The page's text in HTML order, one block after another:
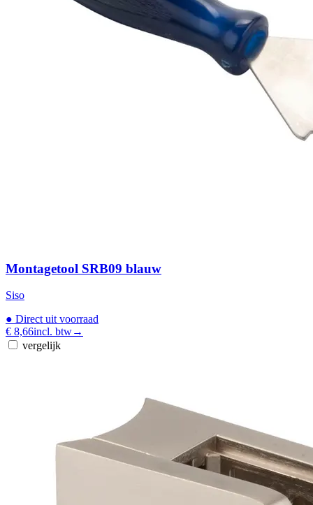
Montagetool SRB09 blauw
Siso
● Direct uit voorraad
€ 8,66incl. btw→
vergelijk